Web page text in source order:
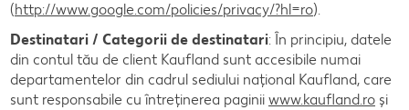
(http://www.google.com/policies/privacy/?hl=ro).
Destinatari / Categorii de destinatari: În principiu, datele
din contul tău de client Kaufland sunt accesibile numai
departamentelor din cadrul sediului național Kaufland, care
sunt responsabile cu întreținerea paginii www.kaufland.ro și